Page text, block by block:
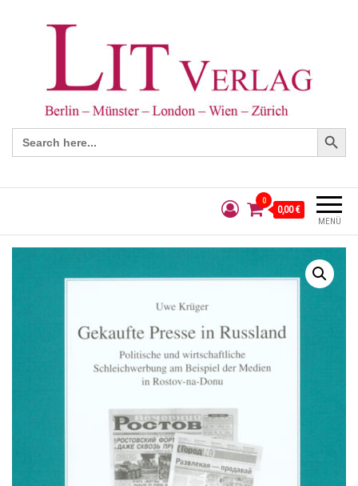
Search
for:
Search Button
MENÜ
0
0,00 €